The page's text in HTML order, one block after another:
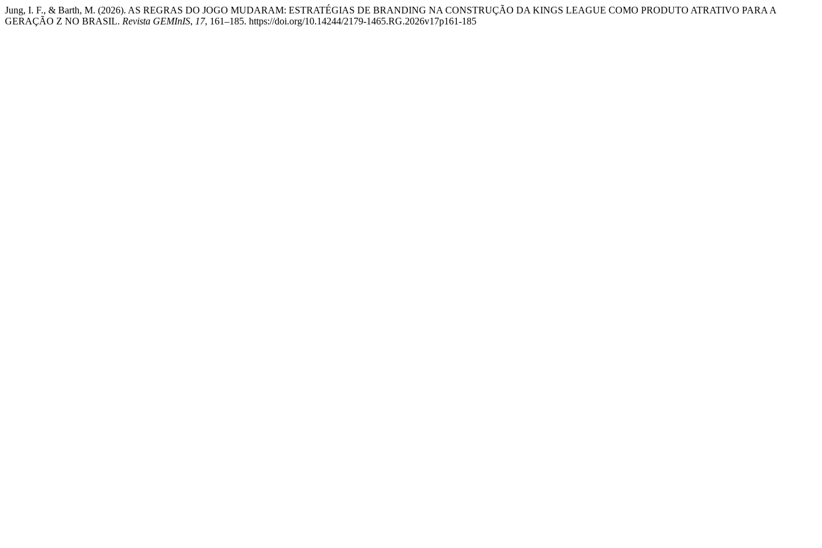
Jung, I. F., & Barth, M. (2026). AS REGRAS DO JOGO MUDARAM: ESTRATÉGIAS DE BRANDING NA CONSTRUÇÃO DA KINGS LEAGUE COMO PRODUTO ATRATIVO PARA A
GERAÇÃO Z NO BRASIL. Revista GEMInIS, 17, 161–185. https://doi.org/10.14244/2179-1465.RG.2026v17p161-185